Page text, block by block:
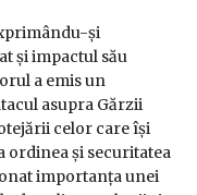
și
și impactul său
a emis un
asupra Gărzii
celor care își
ordinea și securitatea
importanța unei